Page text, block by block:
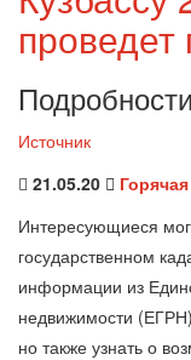
Подробности
Источник
21.05.20
Интересующиеся
государственном
информации из
недвижимости
но также узнать о